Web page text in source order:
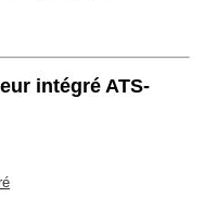
intégré ATS-